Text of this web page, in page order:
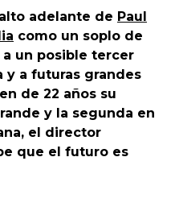
adelante de Paul
como un soplo de
un posible tercer
y a futuras grandes
de 22 años su
y la segunda en
el director
que el futuro es